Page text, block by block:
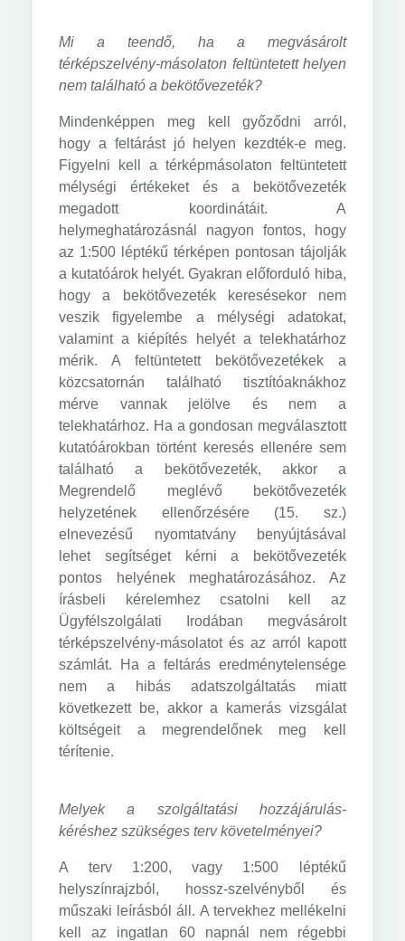
Mi a teendő, ha a megvásárolt
térképszelvény-másolaton feltüntetett helyen
nem található a bekötővezeték?
Mindenképpen meg kell győződni arról,
hogy a feltárást jó helyen kezdték-e meg.
Figyelni kell a térképmásolaton feltüntetett
mélységi értékeket és a bekötővezeték
megadott koordinátáit. A
helymeghatározásnál nagyon fontos, hogy
az 1:500 léptékű térképen pontosan tájolják
a kutatóárok helyét. Gyakran előforduló hiba,
hogy a bekötővezeték keresésekor nem
veszik figyelembe a mélységi adatokat,
valamint a kiépítés helyét a telekhatárhoz
mérik. A feltüntetett bekötővezetékek a
közcsatornán található tisztítóaknákhoz
mérve vannak jelölve és nem a
telekhatárhoz. Ha a gondosan megválasztott
kutatóárokban történt keresés ellenére sem
található a bekötővezeték, akkor a
Megrendelő meglévő bekötővezeték
helyzetének ellenőrzésére (15. sz.)
elnevezésű nyomtatvány benyújtásával
lehet segítséget kérni a bekötővezeték
pontos helyének meghatározásához. Az
írásbeli kérelemhez csatolni kell az
Ügyfélszolgálati Irodában megvásárolt
térképszelvény-másolatot és az arról kapott
számlát. Ha a feltárás eredménytelensége
nem a hibás adatszolgáltatás miatt
következett be, akkor a kamerás vizsgálat
költségeit a megrendelőnek meg kell
térítenie.
Melyek a szolgáltatási hozzájárulás-
kéréshez szükséges terv követelményei?
A terv 1:200, vagy 1:500 léptékű
helyszínrajzból, hossz-szelvényből és
műszaki leírásból áll. A tervekhez mellékelni
kell az ingatlan 60 napnál nem régebbi